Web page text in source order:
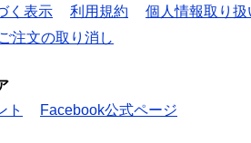
く表示
利用規約 個人情報取り扱
ご注文の取り消し
ト
Facebook公式ページ